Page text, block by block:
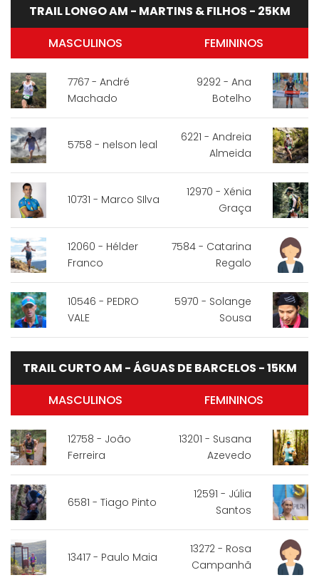
TRAIL LONGO AM - MARTINS & FILHOS - 25KM
MASCULINOS
7767 - André
Machado
5758 - nelson leal
10731 - Marco SIlva
12060 - Hélder
Franco
10546 - PEDRO
VALE
FEMININOS
9292 - Ana
Botelho
6221 - Andreia
Almeida
12970 - Xénia
Graça
7584 - Catarina
Regalo
5970 - Solange
Sousa
TRAIL CURTO AM - ÁGUAS DE BARCELOS - 15KM
MASCULINOS
12758 - João
Ferreira
6581 - Tiago Pinto
13417 - Paulo Maia
FEMININOS
13201 - Susana
Azevedo
12591 - Júlia
Santos
13272 - Rosa
Campanhã